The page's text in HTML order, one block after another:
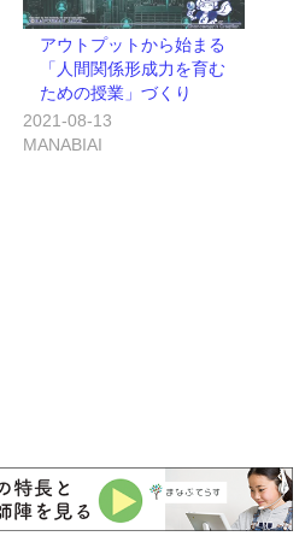
アウトプットから始まる
「人間関係形成力を育む
ための授業」づくり
2021-08-13
MANABIAI